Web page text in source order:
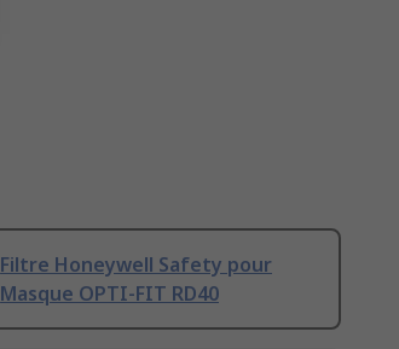
Filtre Honeywell Safety pour
Masque OPTI-FIT RD40